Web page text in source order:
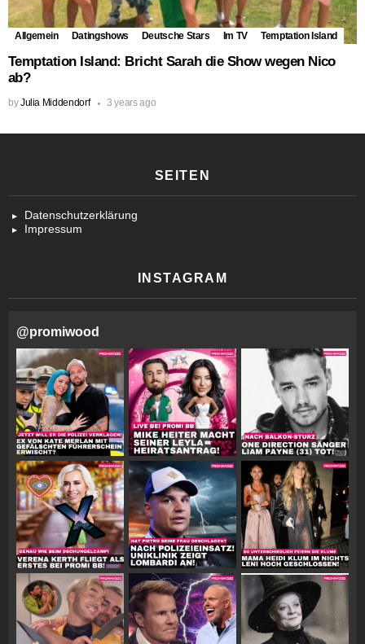
Allgemein Datingshows Deutsche Stars Im TV Temptation Island
Temptation Island: Bricht Sarah die Show wegen Nico
ab?
byJulia Middendorf 3 years ago
SEITEN
Datenschutzerklärung
Impressum
INSTAGRAM
@promiwood